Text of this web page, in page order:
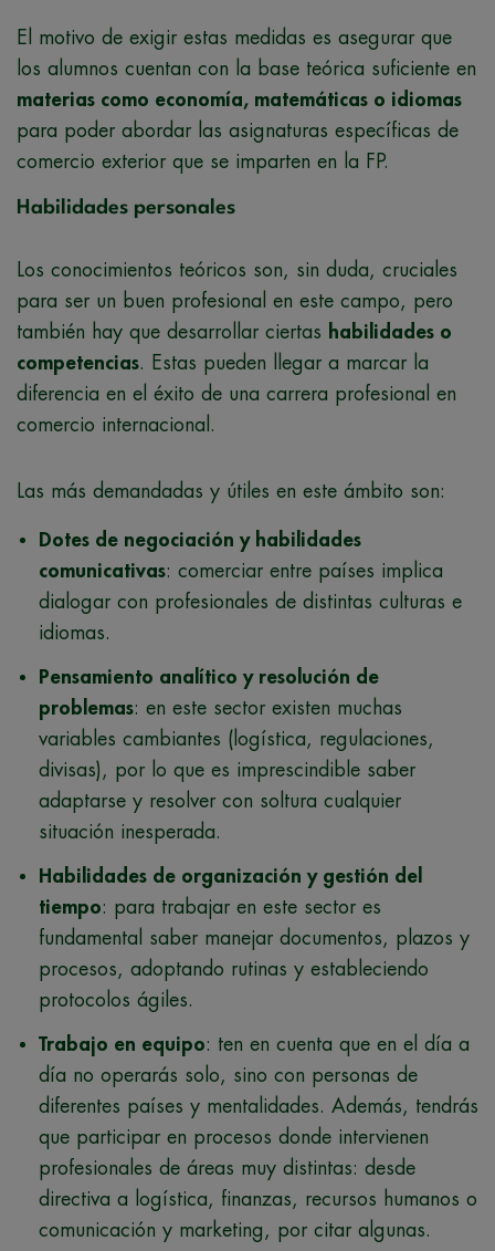
El motivo de exigir estas medidas es asegurar que
los alumnos cuentan con la base teórica suficiente en
materias como economía, matemáticas o idiomas
para poder abordar las asignaturas específicas de
comercio exterior que se imparten en la FP.
Habilidades personales
Los conocimientos teóricos son, sin duda, cruciales
para ser un buen profesional en este campo, pero
también hay que desarrollar ciertas habilidades o
competencias . Estas pueden llegar a marcar la
diferencia en el éxito de una carrera profesional en
comercio internacional.
Las más demandadas y útiles en este ámbito son:
Dotes de negociación y habilidades
comunicativas: comerciar entre países implica
dialogar con profesionales de distintas culturas e
idiomas.
Pensamiento analítico y resolución de
problemas: en este sector existen muchas
variables cambiantes (logística, regulaciones,
divisas), por lo que es imprescindible saber
adaptarse y resolver con soltura cualquier
situación inesperada.
Habilidades de organización y gestión del
tiempo: para trabajar en este sector es
fundamental saber manejar documentos, plazos y
procesos, adoptando rutinas y estableciendo
protocolos ágiles.
Trabajo en equipo: ten en cuenta que en el día a
día no operarás solo, sino con personas de
diferentes países y mentalidades. Además, tendrás
que participar en procesos donde intervienen
profesionales de áreas muy distintas: desde
directiva a logística, finanzas, recursos humanos o
comunicación y marketing, por citar algunas.